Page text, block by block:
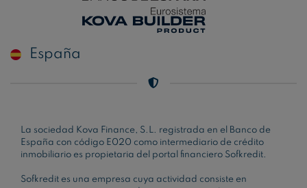
España
La sociedad Kova Finance, S.L. registrada en el Banco de
España con código E020 como intermediario de crédito
inmobiliario es propietaria del portal financiero Sofkredit.
Sofkredit es una empresa cuya actividad consiste en